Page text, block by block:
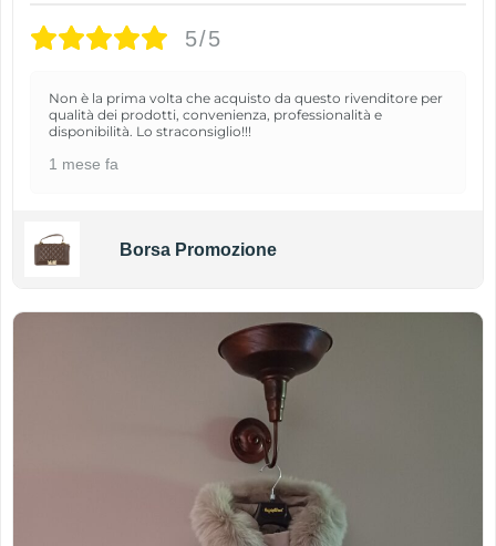
5/5
Non è la prima volta che acquisto da questo rivenditore per
qualità dei prodotti, convenienza, professionalità e
disponibilità. Lo straconsiglio!!!
1 mese fa
Borsa Promozione